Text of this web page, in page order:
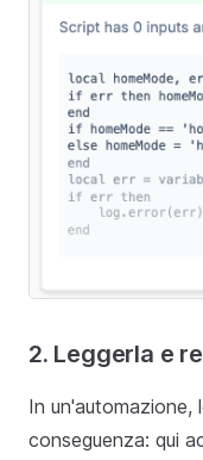
2. Leggerla e
In un'automazione,
conseguenza: qui